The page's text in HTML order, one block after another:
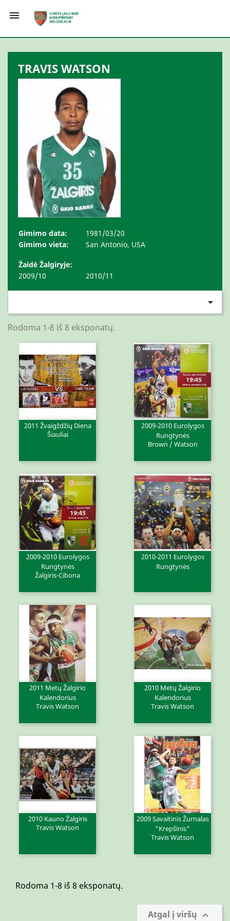

TRAVIS WATSON
Gimimo data:
1981/03/20
Gimimo vieta:
San Antonio, USA
Žaidė Žalgiryje:
2009/10
2010/11

Rodoma 1-8 iš 8 eksponatų.
2011 Žvaigždžių Diena
Šiauliai
2009-2010 Eurolygos
Rungtynės
Brown / Watson
2009-2010 Eurolygos
Rungtynės
Žalgiris-Cibona
2010-2011 Eurolygos
Rungtynės
2011 Metų Žalgirio
Kalendorius
Travis Watson
2010 Metų Žalgirio
Kalendorius
Travis Watson
2010 Kauno Žalgiris
Travis Watson
2009 Savaitinis Žurnalas
"Krepšinis"
Travis Watson
Rodoma 1-8 iš 8 eksponatų.
Atgal į viršų 